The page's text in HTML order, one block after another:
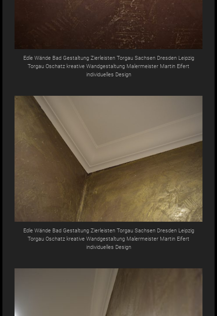
Edle Wände Bad Gestaltung Zierleisten Torgau Sachsen Dresden Leipzig
Torgau Oschatz kreative Wandgestaltung Malermeister Martin Eifert
individuelles Design
Edle Wände Bad Gestaltung Zierleisten Torgau Sachsen Dresden Leipzig
Torgau Oschatz kreative Wandgestaltung Malermeister Martin Eifert
individuelles Design